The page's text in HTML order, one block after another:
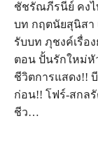
ชัชรัณภีรนีย์ คงไ
บท กฤตนัยสุนิสา
รับบท ภุชงค์เรื่อ
ตอน ปั้นรักใหม่หั
ชีวิตการแสดง!!
ก่อน!! โฟร์-สกล
ชีว…